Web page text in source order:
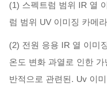
(1) 스펙트럼 범위 IR 열
럼 범위 UV 이미징 카메
(2) 전원 응용 IR 열 이미
온도 변화 과열로 인한
반적으로 관련된. Uv 이